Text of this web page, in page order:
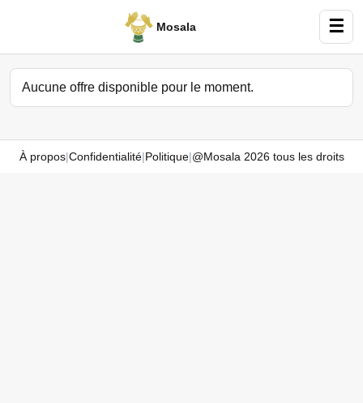
Mosala ☰
Aucune offre disponible pour le moment.
À propos|Confidentialité|Politique|@Mosala 2026 tous les droits